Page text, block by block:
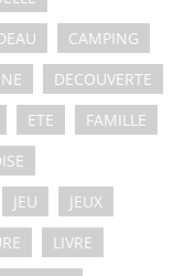
CAMPING
DECOUVERTE
ETE
FAMILLE
JEU
JEUX
LIVRE